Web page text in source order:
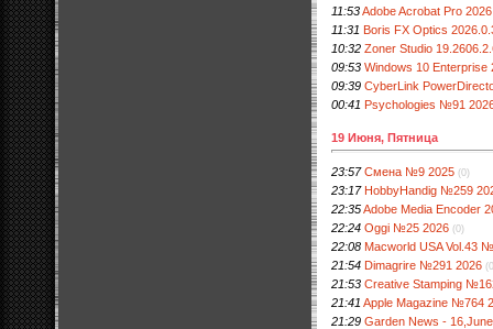
11:53Adobe Acrobat Pro
11:31 Boris FX Optics
10:32 Zoner Studio
09:53 Windows 10 Enterprise
09:39 CyberLink
00:41 Psychologies №91
19 Июня, Пятница
23:57 Смена №9 2025 (0)
23:17 HobbyHandig №259
22:35Adobe Media Encoder
22:24 Oggi №25 2026 (0)
22:08 Macworld USA Vol.43
21:54 Dimagrire №291 2026
21:53 Creative Stamping
21:41 Apple Magazine №764
21:29 Garden News -